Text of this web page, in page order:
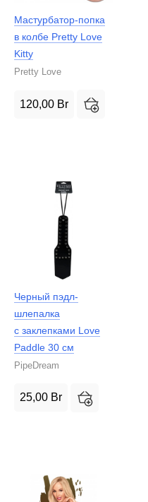
Мастурбатор-попка
в колбе Pretty Love
Kitty
Pretty Love
120,00 Br
Черный пэдл-
шлепалка
с заклепками Love
Paddle 30 см
PipeDream
25,00 Br